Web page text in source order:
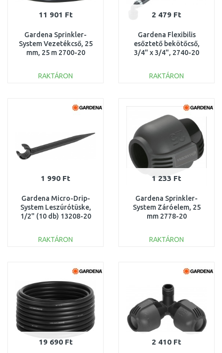
11 901 Ft
Gardena Sprinkler-
System Vezetékcső, 25
mm, 25 m 2700-20
RAKTÁRON
Összehasonlítás
2 479 Ft
Gardena Flexibilis
esőztető bekötőcső,
3/4" x 3/4", 2740-20
RAKTÁRON
Összehasonlítás
1 990 Ft
Gardena Micro-Drip-
System Leszúrótüske,
1/2" (10 db) 13208-20
RAKTÁRON
Összehasonlítás
1 233 Ft
Gardena Sprinkler-
System Záróelem, 25
mm 2778-20
RAKTÁRON
Összehasonlítás
19 690 Ft 2 410 Ft